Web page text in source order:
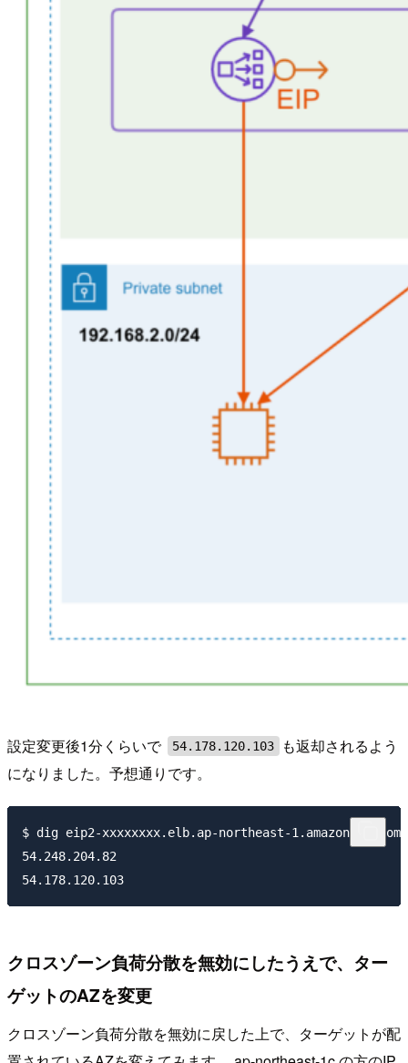
設定変更後1分くらいで 54.178.120.103
も返却されるよう
になりました。予想通りです。
$ dig eip2-xxxxxxxx.elb.ap-northeast-1.amazonaws.com
54.248.204.82
クロスゾーン負荷分散を無効にしたうえで、ター
ゲットのAZを変更
クロスゾーン負荷分散を無効に戻した上で、ターゲットが配